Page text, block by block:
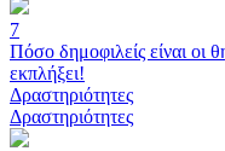
7
Πόσο δημοφιλείς είναι οι
εκπλήξει!
Δραστηριότητες
Δραστηριότητες